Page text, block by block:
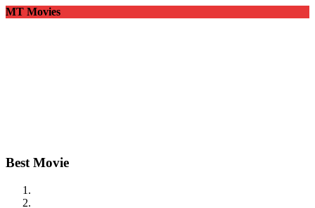
MT Movies
Best Movie